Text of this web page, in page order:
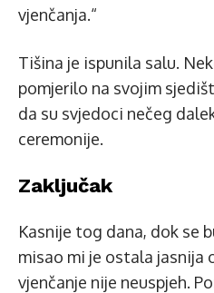
vjenčanja.“
Tišina je ispunila salu.
pomjerilo na svojim
da su svjedoci nečeg
ceremonije.
Zaključak
Kasnije tog dana, dok se
misao mi je ostala jasnija
vjenčanje nije neuspjeh.